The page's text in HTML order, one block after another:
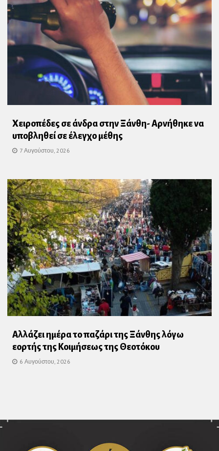
Χειροπέδες σε άνδρα στην Ξάνθη- Αρνήθηκε να
υποβληθεί σε έλεγχο μέθης
7 Αυγούστου, 2026
Αλλάζει ημέρα το παζάρι της Ξάνθης λόγω
εορτής της Κοιμήσεως της Θεοτόκου
6 Αυγούστου, 2026